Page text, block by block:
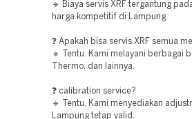
🔹 Biaya servis XRF tergantung
harga kompetitif di Lampung.
❓ Apakah bisa servis XRF semua
🔹 Tentu. Kami melayani berbagai
Thermo, dan lainnya.
❓ calibration service?
🔹 Tentu. Kami menyediakan
Lampung tetap valid.